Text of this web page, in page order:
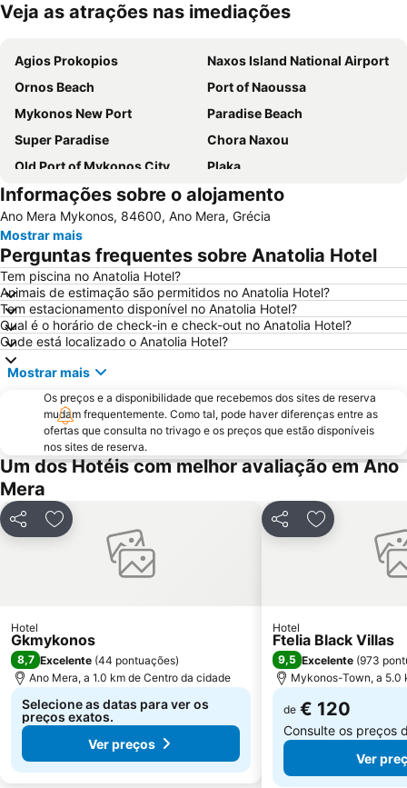
Ampliar mapa
Veja as atrações nas imediações
Agios Prokopios
Naxos Island National Airport
Ornos Beach
Port of Naoussa
Mykonos New Port
Paradise Beach
Super Paradise
Chora Naxou
Old Port of Mykonos City
Plaka
Kalo Livadi
Mykonos Island National Airport
Paranga Beach
Psarou Beach
Syros Port
Elia
Traditional Settlement of Mykonos
Agia Thalassa
Agrari
Marco Polo
1. Antanaklasis Music Festival Mykonos
Chalandriani
Panagia Filotitisa
Kastraki
Informações sobre o alojamento
Ano Mera Μykonos, 84600, Ano Mera, Grécia
Mostrar mais
Perguntas frequentes sobre Anatolia Hotel
Tem piscina no Anatolia Hotel?
Animais de estimação são permitidos no Anatolia Hotel?
Tem estacionamento disponível no Anatolia Hotel?
Qual é o horário de check-in e check-out no Anatolia Hotel?
Onde está localizado o Anatolia Hotel?
Mostrar mais
Os preços e a disponibilidade que recebemos dos sites de reserva
mudam frequentemente. Como tal, pode haver diferenças entre as
ofertas que consulta no trivago e os preços que estão disponíveis
nos sites de reserva.
Um dos Hotéis com melhor avaliação em Ano
Mera
PartilharAdicionar aos favoritos
Hotel
Gkmykonos
8,7 Excelente (44 pontuações)
Ano Mera, a 1.0 km de Centro da cidade
Selecione as datas para ver os
preços exatos.
Ver preços
PartilharAdicionar
Hotel
Ftelia Black Villas
9,5 Excelente (973
Mykonos-Town, a 5.0
de € 120
Consulte os preços
Ver